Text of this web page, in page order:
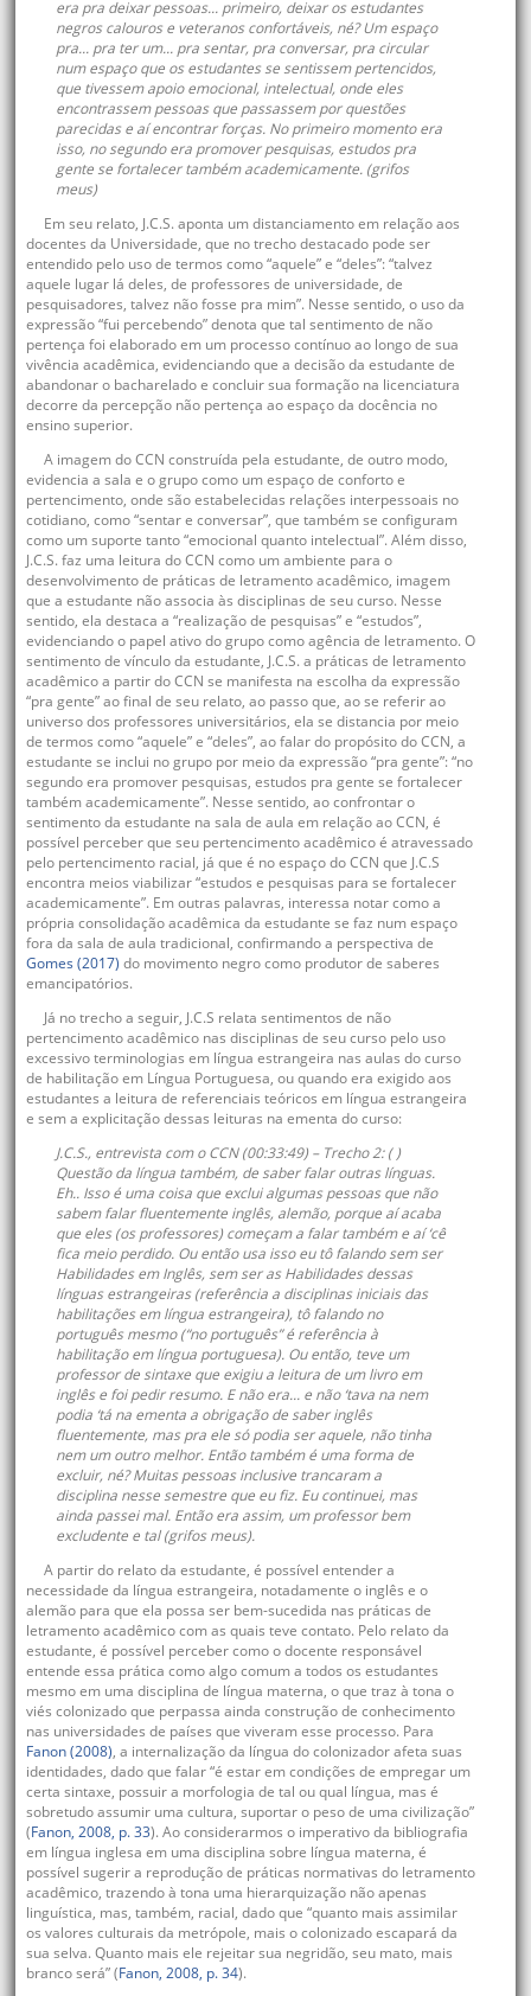
era pra deixar pessoas... primeiro, deixar os estudantes
negros calouros e veteranos confortáveis, né?Um espaço
pra... pra ter um... pra sentar, pra conversar, pra circular
num espaço que os estudantes se sentissem pertencidos,
que tivessem apoio emocional, intelectual, onde eles
encontrassem pessoas que passassem por questões
parecidas e aí encontrar forças. No primeiro momento era
isso, no segundo era promover pesquisas, estudos pra
gente sefortalecer também academicamente. (grifos
meus)
Em seu relato, J.C.S. aponta um distanciamento em relação aos
docentes da Universidade, que no trecho destacado pode ser
entendido pelo uso de termos como “aquele” e “deles”: “talvez
aquele lugar lá deles, de professores de universidade, de
pesquisadores, talvez não fosse pra mim”. Nesse sentido, o uso da
expressão “fui percebendo” denota que tal sentimento de não
pertença foi elaborado em um processo contínuo ao longo de sua
vivência acadêmica, evidenciando que a decisão da estudante de
abandonar o bacharelado e concluir sua formação na licenciatura
decorre da percepção não pertença ao espaço da docência no
ensino superior.
A imagem do CCN construída pela estudante, de outro modo,
evidencia a sala e o grupo como um espaço de conforto e
pertencimento, onde são estabelecidas relações interpessoais no
cotidiano, como “sentar e conversar”, que também se configuram
como um suporte tanto “emocional quanto intelectual”. Além disso,
J.C.S. faz uma leitura do CCN como um ambiente para o
desenvolvimento de práticas de letramento acadêmico, imagem
que a estudante não associa às disciplinas de seu curso. Nesse
sentido, ela destaca a “realização de pesquisas” e “estudos”,
evidenciando o papel ativo do grupo como agência de letramento. O
sentimento de vínculo da estudante, J.C.S. a práticas de letramento
acadêmico a partir do CCN se manifesta na escolha da expressão
“pra gente” ao final de seu relato, ao passo que, ao se referir ao
universo dos professores universitários, ela se distancia por meio
de termos como “aquele” e “deles”, ao falar do propósito do CCN, a
estudante se inclui no grupo por meio da expressão “pra gente”: “no
segundo era promover pesquisas, estudos pra gente se fortalecer
também academicamente”. Nesse sentido, ao confrontar o
sentimento da estudante na sala de aula em relação ao CCN, é
possível perceber que seu pertencimento acadêmico é atravessado
pelo pertencimento racial, já que é no espaço do CCN que J.C.S
encontra meios viabilizar “estudos e pesquisas para se fortalecer
academicamente”. Em outras palavras, interessa notar como a
própria consolidação acadêmica da estudante se faz num espaço
fora da sala de aula tradicional, confirmando a perspectiva de
Gomes (2017) do movimento negro como produtor de saberes
emancipatórios.
Já no trecho a seguir, J.C.S relata sentimentos de não
pertencimento acadêmico nas disciplinas de seu curso pelo uso
excessivo terminologias em língua estrangeira nas aulas do curso
de habilitação em Língua Portuguesa, ou quando era exigido aos
estudantes a leitura de referenciais teóricos em língua estrangeira
e sem a explicitação dessas leituras na ementa do curso:
J.C.S., entrevista com o CCN (00:33:49) – Trecho 2: ( )
Questão da língua também, de saber falar outras línguas.
Eh.. Isso é uma coisa que exclui algumas pessoas que não
sabem falar fluentemente inglês, alemão, porque aí acaba
que eles (os professores) começam a falar também e aí ‘cê
fica meio perdido. Ou então usa isso eu tô falando sem ser
Habilidades em Inglês, sem ser as Habilidades dessas
línguas estrangeiras (referência a disciplinas iniciais das
habilitações em língua estrangeira), tô falando no
português mesmo (“no português” é referência à
habilitação em língua portuguesa). Ou então, teve um
professor de sintaxe que exigiu a leitura de um livro em
inglês e foi pedir resumo. E não era... e não ‘tava na nem
podia ‘tá na ementa a obrigação de saber inglês
fluentemente, mas pra ele só podia ser aquele, não tinha
nem um outro melhor. Então também é uma forma de
excluir, né?Muitas pessoas inclusive trancaram a
disciplina nesse semestre que eu fiz. Eu continuei, mas
ainda passei mal. Então era assim, um professor bem
excludente e tal (grifos meus).
A partir do relato da estudante, é possível entender a
necessidade da língua estrangeira, notadamente o inglês e o
alemão para que ela possa ser bem-sucedida nas práticas de
letramento acadêmico com as quais teve contato. Pelo relato da
estudante, é possível perceber como o docente responsável
entende essa prática como algo comum a todos os estudantes
mesmo em uma disciplina de língua materna, o que traz à tona o
viés colonizado que perpassa ainda construção de conhecimento
nas universidades de países que viveram esse processo. Para
Fanon (2008), a internalização da língua do colonizador afeta suas
identidades, dado que falar “é estar em condições de empregar um
certa sintaxe, possuir a morfologia de tal ou qual língua, mas é
sobretudo assumir uma cultura, suportar o peso de uma civilização”
(Fanon, 2008, p. 33). Ao considerarmos o imperativo da bibliografia
em língua inglesa em uma disciplina sobre língua materna, é
possível sugerir a reprodução de práticas normativas do letramento
acadêmico, trazendo à tona uma hierarquização não apenas
linguística, mas, também, racial, dado que “quanto mais assimilar
os valores culturais da metrópole, mais o colonizado escapará da
sua selva. Quanto mais ele rejeitar sua negridão, seu mato, mais
branco será” (Fanon, 2008, p. 34).